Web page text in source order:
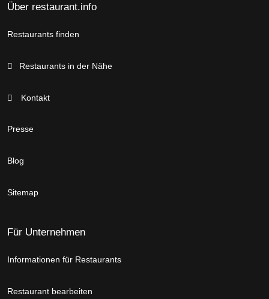
Über restaurant.info
Restaurants finden
Restaurants in der Nähe
Kontakt
Presse
Blog
Sitemap
Für Unternehmen
Informationen für Restaurants
Restaurant bearbeiten